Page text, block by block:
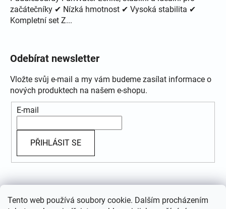
Tento web používá soubory cookie. Dalším procházením
začátečníky ✔ Nízká hmotnost ✔ Vysoká stabilita ✔
Kompletní set Z...
Odebírat newsletter
Vložte svůj e-mail a my vám budeme zasílat informace o
nových produktech na našem e-shopu.
E-mail
PŘIHLÁSIT SE